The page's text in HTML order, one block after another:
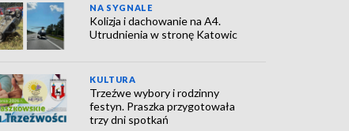
NA SYGNALE
Kolizja i dachowanie na A4.
Utrudnienia w stronę Katowic
KULTURA
Trzeźwe wybory i rodzinny
festyn. Praszka przygotowała
trzy dni spotkań